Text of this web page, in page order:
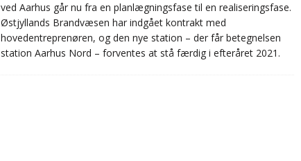
ved Aarhus går nu fra en planlægningsfase til en realiseringsfase.
Østjyllands Brandvæsen har indgået kontrakt med
hovedentreprenøren, og den nye station – der får betegnelsen
station Aarhus Nord – forventes at stå færdig i efteråret 2021.